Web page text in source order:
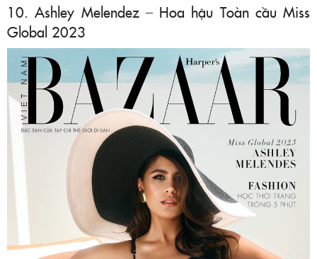
10. Ashley Melendez – Hoa hậu Toàn cầu Miss
Global 2023